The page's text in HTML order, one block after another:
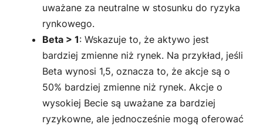
uważane za neutralne w stosunku do ryzyka
rynkowego.
Beta > 1: Wskazuje to, że aktywo jest
bardziej zmienne niż rynek. Na przykład, jeśli
Beta wynosi 1,5, oznacza to, że akcje są o
50% bardziej zmienne niż rynek. Akcje o
wysokiej Becie są uważane za bardziej
ryzykowne, ale jednocześnie mogą oferować